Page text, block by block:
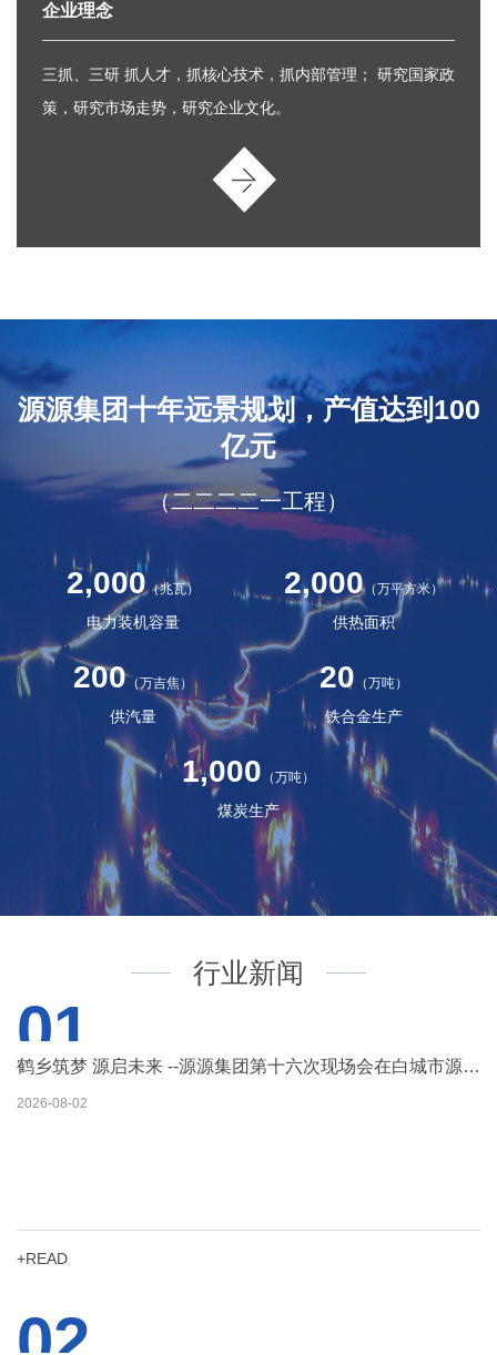
企业理念
三抓、三研 抓人才，抓核心技术，抓内部管理； 研究国家政
策，研究市场走势，研究企业文化。
源源集团十年远景规划，产值达到100
亿元
（二二二二一工程）
2,000（兆瓦）
电力装机容量
2,000（万平方米）
供热面积
200 （万吉焦）
供汽量
20 （万吨）
铁合金生产
1,000 （万吨）
煤炭生产
行业新闻
01 鹤乡筑梦 源启未来 --源源集团第十六次现场会在白城市源源国际酒店隆重召开
2026-08-02
+READ